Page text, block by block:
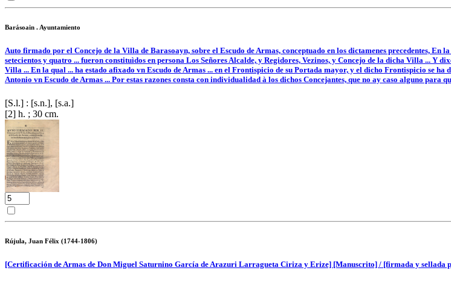
Barásoain . Ayuntamiento
Auto firmado por el Concejo de la Villa de Barasoayn, sobre el Escudo de Armas, conceptuado en los dictamenes precedentes,
setecientos y quatro ... fueron constituìdos en persona Los Señores Alcalde, y Regidores, Vezinos, y Concejo de la dicha Villa ...
Villa ... En la qual ... ha estado afixado vn Escudo de Armas ... en el Frontispicio de su Portada mayor, y el dicho Frontispicio se
Antonio vn Escudo de Armas ... Por estas razones consta con individualidad à los dichos Concejantes, que no ay caso alguno para
[S.l.] : [s.n.], [s.a.]
[2] h. ; 30 cm.
Rújula, Juan Félix (1744-1806)
[Certificación de Armas de Don Miguel Saturnino García de Arazuri Larragueta Ciriza y Erize] [Manuscrito] / [firmada y sellada